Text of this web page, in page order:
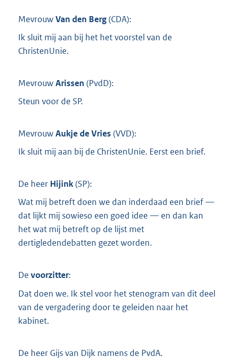
MevrouwVan den Berg(CDA):
Ik sluit mij aan bij het het voorstel van de
ChristenUnie.
MevrouwArissen (PvdD):
Steun voor de SP.
MevrouwAukje de Vries (VVD):
Ik sluit mij aan bij de ChristenUnie. Eerst een brief.
De heer Hijink(SP):
Wat mij betreft doen we dan inderdaad een brief —
dat lijkt mij sowieso een goed idee — en dan kan
het wat mij betreft op de lijst met
dertigledendebatten gezet worden.
De voorzitter:
Dat doen we. Ik stel voor het stenogram van dit deel
van de vergadering door te geleiden naar het
kabinet.
De heer Gijs van Dijk namens de PvdA.